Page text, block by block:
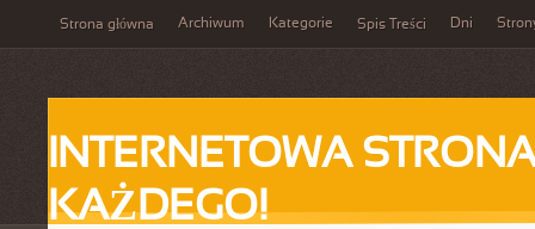
Strona główna Archiwum Kategorie Spis Treści Dni
INTERNETOWA
KAŻDEGO!